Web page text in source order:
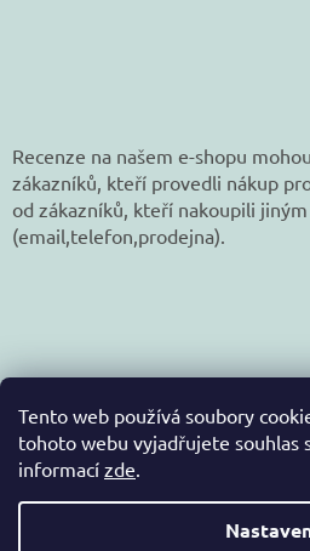
Tento web používá soubory
tohoto webu vyjadřujete souhlas
informací zde.
Recenze na našem e-shopu
zákazníků, kteří provedli nákup
od zákazníků, kteří nakoupili
(email,telefon,prodejna).
Vytvořil